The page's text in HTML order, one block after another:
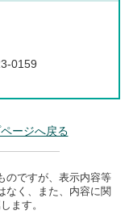
0159
ページへ戻る
のですが、表示内容等
なく、また、内容に関
ます。